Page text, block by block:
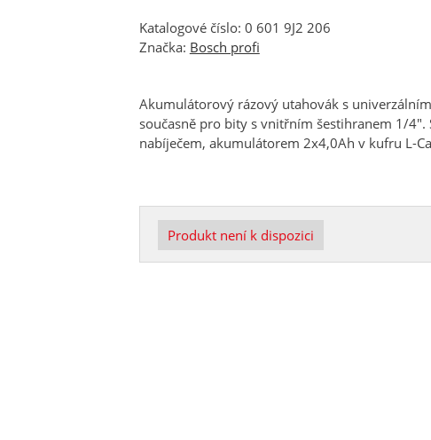
Katalogové číslo: 0 601 9J2 206
Značka: Bosch profi
Akumulátorový rázový utahovák s
současně pro bity s vnitřním šestihranem 1/
nabíječem, akumulátorem 2x4,0Ah v kufru L-
Produkt není k dispozici